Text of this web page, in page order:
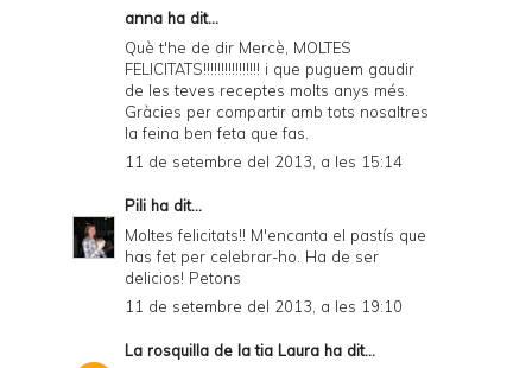
anna ha dit...
Què t'he de dir Mercè, MOLTES
FELICITATS!!!!!!!!!!!!!!!! i que puguem gaudir
de les teves receptes molts anys més.
Gràcies per compartir amb tots nosaltres
la feina ben feta que fas.
11 de setembre del 2013, a les 15:14
Pili ha dit...
Moltes felicitats!! M'encanta el pastís que
has fet per celebrar-ho. Ha de ser
delicios! Petons
11 de setembre del 2013, a les 19:10
La rosquilla de la tia Laura ha dit...